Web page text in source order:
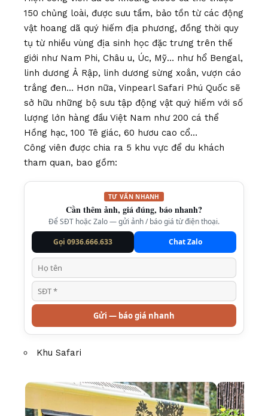
150 chủng loài, được sưu tầm, bảo tồn từ các động
vật hoang dã quý hiếm địa phương, đồng thời quy
tụ từ nhiều vùng địa sinh học đặc trưng trên thế
giới như Nam Phi, Châu u, Úc, Mỹ… như hổ Bengal,
linh dương Ả Rập, linh dương sừng xoắn, vượn cáo
trắng đen… Hơn nữa, Vinpearl Safari Phú Quốc sẽ
sở hữu những bộ sưu tập động vật quý hiếm với số
lượng lớn hàng đầu Việt Nam như 200 cá thể
Hồng hạc, 100 Tê giác, 60 hươu cao cổ…
Công viên được chia ra 5 khu vực để du khách
tham quan, bao gồm:
TƯ VẤN NHANH
Cần thêm ảnh, giá đúng, báo nhanh?
Để SĐT hoặc Zalo — gửi ảnh / báo giá từ điện thoại.
Gọi 0936.666.633
Chat Zalo
Gửi — báo giá nhanh
Khu Safari